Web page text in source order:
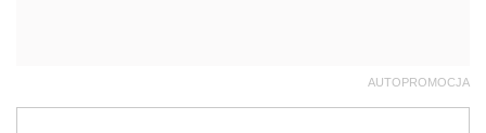
AUTOPROMOCJA